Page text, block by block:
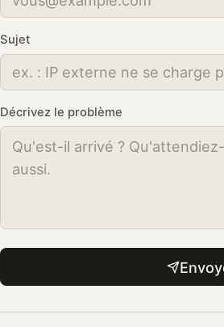
Sujet
Décrivez le problème